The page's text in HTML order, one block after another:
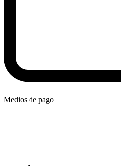
Medios de pago